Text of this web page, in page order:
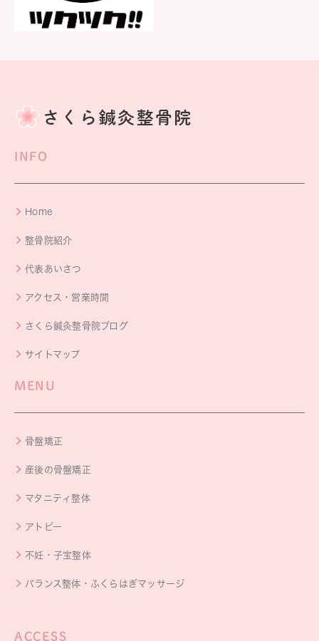
INFO
Home
整骨院紹介
代表あいさつ
アクセス・営業時間
さくら鍼灸整骨院ブログ
サイトマップ
MENU
骨盤矯正
産後の骨盤矯正
マタニティ整体
アトピー
不妊・子宝整体
バランス整体・ふくらはぎマッサージ
ACCESS